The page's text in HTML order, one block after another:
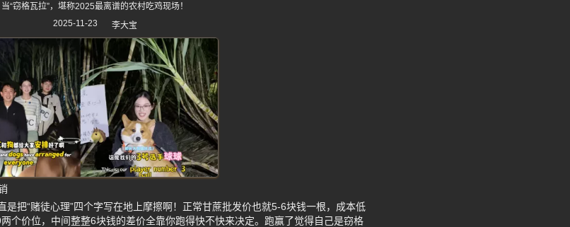
当“窃格瓦拉”，堪称2025最离谱的农村吃鸡现场！
2025-11-23
李大宝
是把“赌徒心理”四个字写在地上摩擦啊！正常甘蔗批发价也就5-6块钱一根，成本低
个价位，中间整整6块钱的差价全靠你跑得快不快来决定。跑赢了觉得自己是窃格